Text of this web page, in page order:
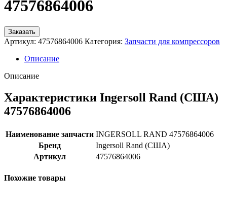
47576864006
Заказать
Артикул: 47576864006 Категория: Запчасти для компрессоров
Описание
Описание
Характеристики Ingersoll Rand (США)
47576864006
Наименование запчасти INGERSOLL RAND 47576864006
Бренд
Ingersoll Rand (США)
Артикул
47576864006
Похожие товары